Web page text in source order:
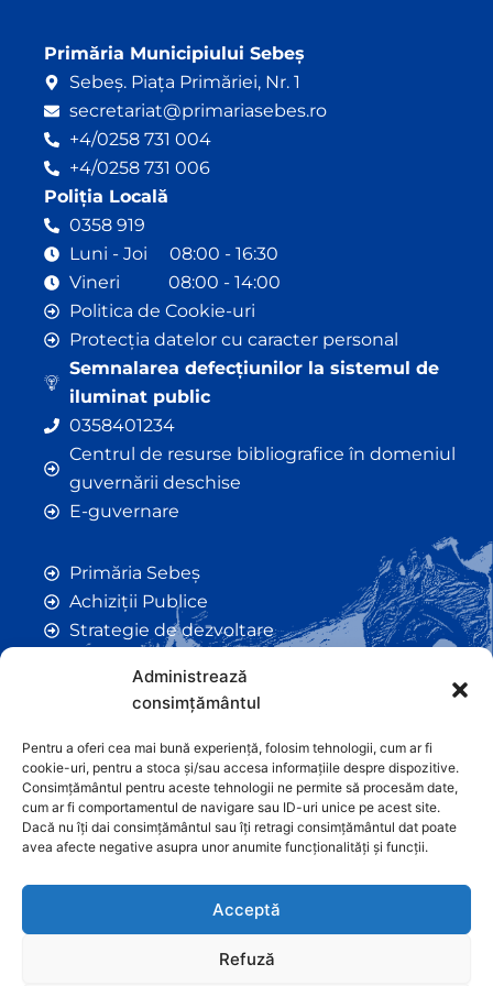
Administrează
consimțământul
Pentru a oferi cea mai bună experiență, folosim tehnologii, cum ar fi
cookie-uri, pentru a stoca și/sau accesa informațiile despre dispozitive.
Consimțământul pentru aceste tehnologii ne permite să procesăm date,
cum ar fi comportamentul de navigare sau ID-uri unice pe acest site.
Dacă nu îți dai consimțământul sau îți retragi consimțământul dat poate
avea afecte negative asupra unor anumite funcționalități și funcții.
Acceptă
Refuză
Primăria Municipiului Sebeș
Sebeș. Piața Primăriei, Nr. 1
secretariat@primariasebes.ro
+4/0258 731 004
+4/0258 731 006
Poliția Locală
0358 919
Luni - Joi 08:00 - 16:30
Vineri 08:00 - 14:00
Politica de Cookie-uri
Protecția datelor cu caracter personal
Semnalarea defecțiunilor la sistemul de
iluminat public
0358401234
Centrul de resurse bibliografice în domeniul
guvernării deschise
E-guvernare
Primăria Sebeș
Achiziții Publice
Strategie de dezvoltare
Taxe și Impozite Locale
Anunțuri
Hotarâri de Consiliu
Certificate de Urbanism
Autorizații de Construcții
Orașe Înfrățite
Contact